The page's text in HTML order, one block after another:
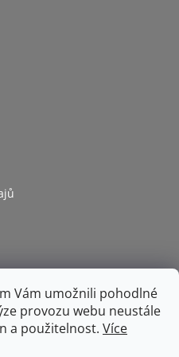
Vám umožnili pohodlné
provozu webu neustále
a použitelnost. Více